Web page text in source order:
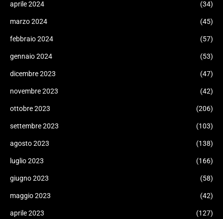
aprile 2024 (34)
marzo 2024 (45)
febbraio 2024 (57)
gennaio 2024 (53)
dicembre 2023 (47)
novembre 2023 (42)
ottobre 2023 (206)
settembre 2023 (103)
agosto 2023 (138)
luglio 2023 (166)
giugno 2023 (58)
maggio 2023 (42)
aprile 2023 (127)